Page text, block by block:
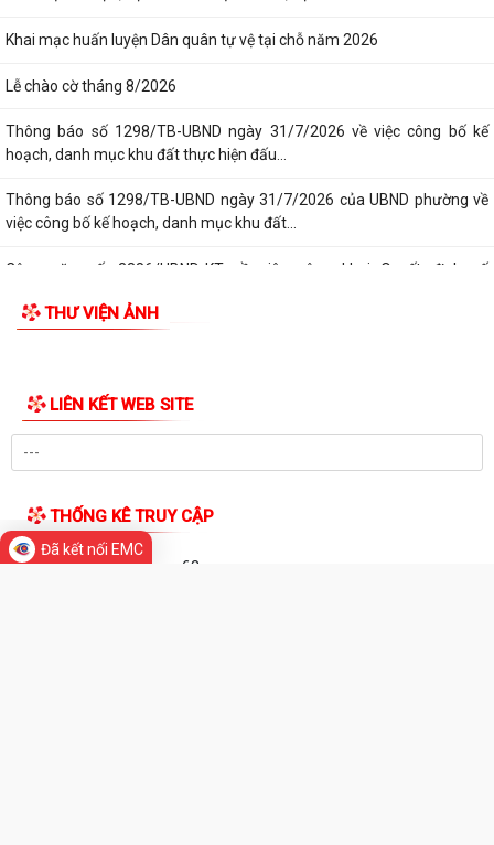
Thông tin chung
Tổ chức bộ máy
Người phát ngôn
Tác phẩm Văn học, nghệ thuật
2026
Công văn số: 20/CV-TYT của Trạm y tế phường v/v công khai số điện
Lớp bồi dưỡng kiến thức An ninh phi truyền thống và Quản trị an ninh
Công văn số 3357/UBND-KT ngày 28/7/2026 của UBND phường v/v
khai thực hiện Kế hoạch số...
PHƯỜNG KIẾN AN THAM DỰ HỘI NGHỊ TRỰC TUYẾN THÀNH PHỐ VỀ
TIẾN ĐỘ ĐO ĐẠC, LẬP BẢN ĐỒ ĐỊA CHÍNH, LẬP...
Khai mạc huấn luyện Dân quân tự vệ tại chỗ năm 2026
Lễ chào cờ tháng 8/2026
Đã kết nối EMC